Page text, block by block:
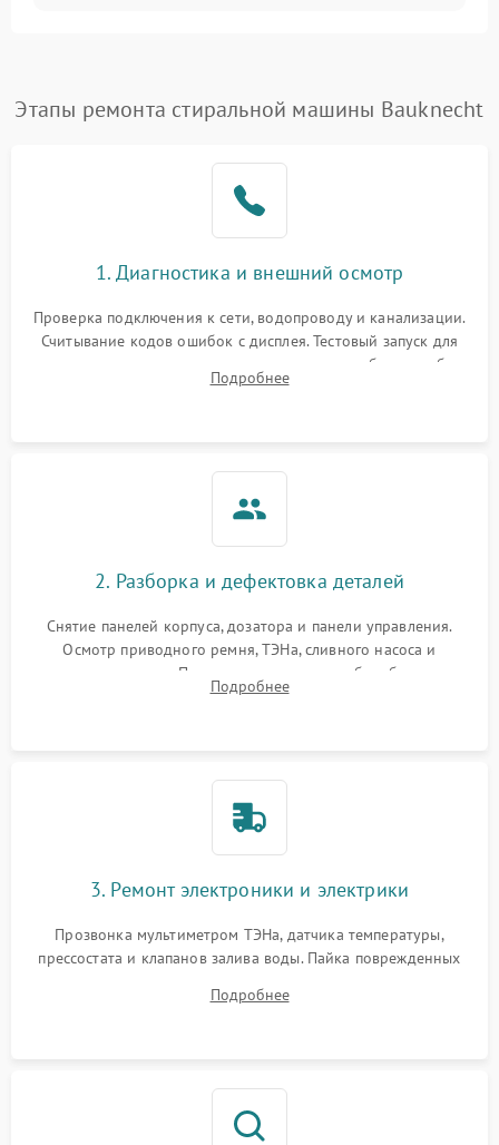
2200 ₽ Подробнее →
Этапы ремонта стиральной машины Bauknecht
1. Диагностика и внешний осмотр
Проверка подключения к сети, водопроводу и канализации.
Считывание кодов ошибок с дисплея. Тестовый запуск для
выявления посторонних шумов, протечек или сбоев в работе
электронного модуля управления.
Подробнее
2. Разборка и дефектовка деталей
Снятие панелей корпуса, дозатора и панели управления.
Осмотр приводного ремня, ТЭНа, сливного насоса и
амортизаторов. Проверка подшипников барабана и
крестовины на износ, а манжеты люка на разрывы.
Подробнее
3. Ремонт электроники и электрики
Прозвонка мультиметром ТЭНа, датчика температуры,
прессостата и клапанов залива воды. Пайка поврежденных
Восстановление целостности проводки и контактов.
Подробнее